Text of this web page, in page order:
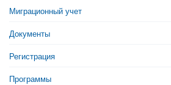
Миграционный учет
Документы
Регистрация
Программы